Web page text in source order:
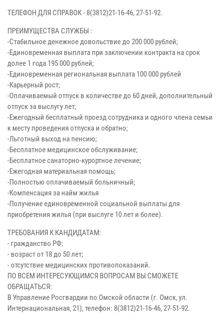
ТЕЛЕФОН ДЛЯ СПРАВОК - 8(3812)21-16-46, 27-51-92.
ПРЕИМУЩЕСТВА СЛУЖБЫ :
-Стабильное денежное довольствие до 200 000 рублей;
-Единовременная выплата при заключении контракта на срок
долее 1 года 195 000 рублей;
-Единовременная региональная выплата 100 000 рублей
-Карьерный рост;
-Оплачиваемый отпуск в количестве до 60 дней, дополнительный
отпуск за выслугу лет;
-Ежегодный бесплатный проезд сотрудника и одного члена семьи
к месту проведения отпуска и обратно;
-Льготный выход на пенсию;
-Бесплатное медицинское обслуживание;
-Бесплатное санаторно-курортное лечение;
-Ежегодная материальная помощь;
-Полностью оплачиваемый больничный;
-Компенсация за найм жилья
-Получение единовременной социальной выплаты для
приобретения жилья (при выслуге 10 лет и более).
ТРЕБОВАНИЯ К КАНДИДАТАМ:
- гражданство РФ;
- возраст от 18 до 50 лет;
- отсутствие медицинских противопоказаний.
ПО ВСЕМ ИНТЕРЕСУЮЩИМСЯ ВОПРОСАМ ВЫ СМОЖЕТЕ
ОБРАЩАТЬСЯ:
В Управление Росгвардии по Омской области (г. Омск, ул.
Интернациональная, 21), телефон: 8(3812)21-16-46, 27-51-92.